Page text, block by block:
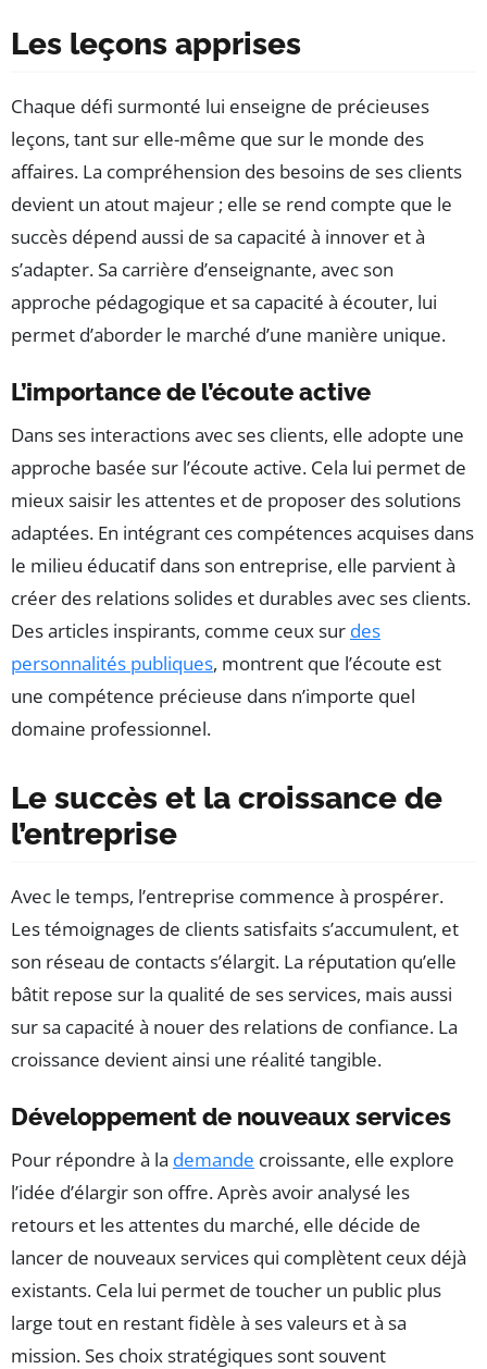
Les leçons apprises
Chaque défi surmonté lui enseigne de précieuses
leçons, tant sur elle-même que sur le monde des
affaires. La compréhension des besoins de ses clients
devient un atout majeur ; elle se rend compte que le
succès dépend aussi de sa capacité à innover et à
s’adapter. Sa carrière d’enseignante, avec son
approche pédagogique et sa capacité à écouter, lui
permet d’aborder le marché d’une manière unique.
L’importance de l’écoute active
Dans ses interactions avec ses clients, elle adopte une
approche basée sur l’écoute active. Cela lui permet de
mieux saisir les attentes et de proposer des solutions
adaptées. En intégrant ces compétences acquises dans
le milieu éducatif dans son entreprise, elle parvient à
créer des relations solides et durables avec ses clients.
Des articles inspirants, comme ceux sur des
personnalités publiques, montrent que l’écoute est
une compétence précieuse dans n’importe quel
domaine professionnel.
Le succès et la croissance de
l’entreprise
Avec le temps, l’entreprise commence à prospérer.
Les témoignages de clients satisfaits s’accumulent, et
son réseau de contacts s’élargit. La réputation qu’elle
bâtit repose sur la qualité de ses services, mais aussi
sur sa capacité à nouer des relations de confiance. La
croissance devient ainsi une réalité tangible.
Développement de nouveaux services
Pour répondre à la demande croissante, elle explore
l’idée d’élargir son offre. Après avoir analysé les
retours et les attentes du marché, elle décide de
lancer de nouveaux services qui complètent ceux déjà
existants. Cela lui permet de toucher un public plus
large tout en restant fidèle à ses valeurs et à sa
mission. Ses choix stratégiques sont souvent